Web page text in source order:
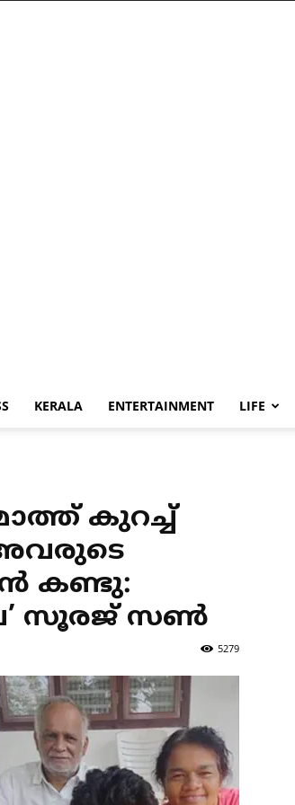
KERALA ENTERTAINMENT LIFE
കുറച്ച്
കണ്ടു:
സൂരജ് സൺ
5279